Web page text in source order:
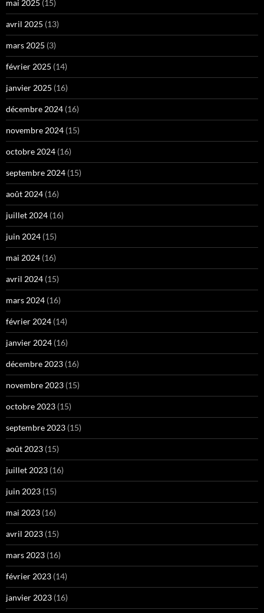
mai 2025 (15)
avril 2025 (13)
mars 2025 (3)
février 2025 (14)
janvier 2025 (16)
décembre 2024 (16)
novembre 2024 (15)
octobre 2024 (16)
septembre 2024 (15)
août 2024 (16)
juillet 2024 (16)
juin 2024 (15)
mai 2024 (16)
avril 2024 (15)
mars 2024 (16)
février 2024 (14)
janvier 2024 (16)
décembre 2023 (16)
novembre 2023 (15)
octobre 2023 (15)
septembre 2023 (15)
août 2023 (15)
juillet 2023 (16)
juin 2023 (15)
mai 2023 (16)
avril 2023 (15)
mars 2023 (16)
février 2023 (14)
janvier 2023 (16)